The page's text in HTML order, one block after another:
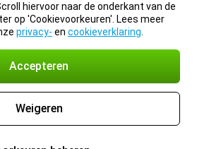
hiervoor naar de onderkant van de
op 'Cookievoorkeuren'. Lees meer
privacy- en cookieverklaring
Accepteren
Weigeren